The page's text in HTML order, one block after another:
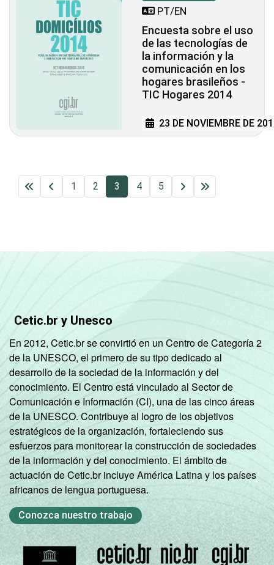
PT/EN
Encuesta sobre el uso
de las tecnologías de
la información y la
comunicación en los
hogares brasileños -
TIC Hogares 2014
23 DE NOVIEMBRE DE
1 2 3 4 5
Cetic.br y Unesco
En 2012, Cetic.br se convirtió en un Centro de Categoría 2
de la UNESCO, el primero de su tipo dedicado al
desarrollo de la sociedad de la información y del
conocimiento. El Centro está vinculado al Sector de
Comunicación e Información (CI), una de las cinco áreas
de la UNESCO. Contribuye al logro de los objetivos
estratégicos de la organización, fortaleciendo sus
esfuerzos para monitorear la construcción de sociedades
de la información y del conocimiento. El ámbito de
actuación de Cetic.br incluye América Latina y los países
africanos de lengua portuguesa.
Conozca nuestro trabajo